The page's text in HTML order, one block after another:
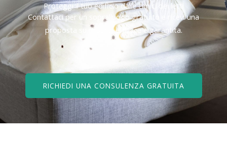
Proteggi il tuo edificio dalle cimici dei letti
Contattaci per un sopralluogo gratuito e ricevi una
proposta su misura, efficace e garantita.
RICHIEDI UNA CONSULENZA GRATUITA